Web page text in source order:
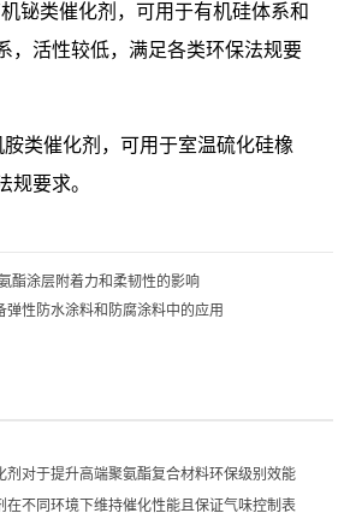
铋类催化剂，可用于有机硅体系和
，活性较低，满足各类环保法规要
类催化剂，可用于室温硫化硅橡
规要求。
酯涂层附着力和柔韧性的影响
弹性防水涂料和防腐涂料中的应用
剂对于提升高端聚氨酯复合材料环保级别效能
在不同环境下维持催化性能且保证气味控制表